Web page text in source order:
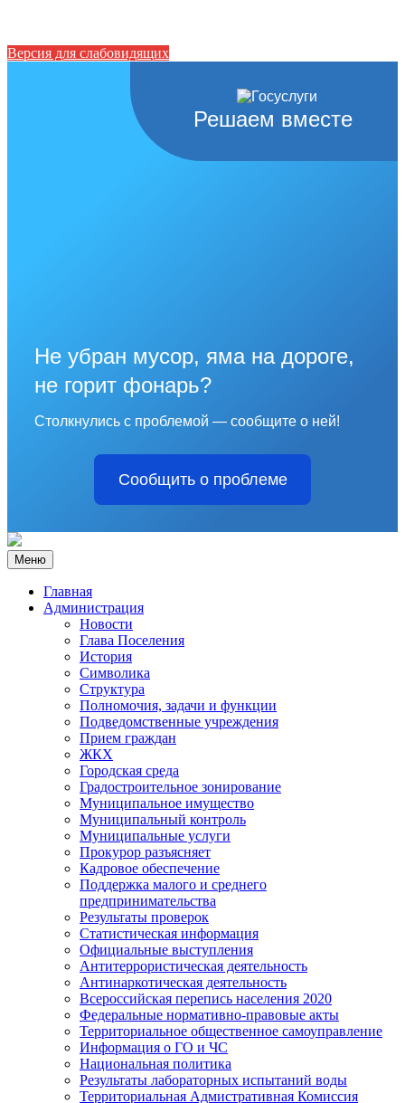
Версия для слабовидящих
Решаем вместе
Не убран мусор, яма на дороге,
не горит фонарь?
Столкнулись с проблемой — сообщите о ней!
Сообщить о проблеме
Меню
Главная
Администрация
Новости
Глава Поселения
История
Символика
Структура
Полномочия, задачи и функции
Подведомственные учреждения
Прием граждан
ЖКХ
Городская среда
Градостроительное зонирование
Муниципальное имущество
Муниципальный контроль
Муниципальные услуги
Прокурор разъясняет
Кадровое обеспечение
Поддержка малого и среднего
предпринимательства
Результаты проверок
Статистическая информация
Официальные выступления
Антитеррористическая деятельность
Антинаркотическая деятельность
Всероссийская перепись населения 2020
Федеральные нормативно-правовые акты
Территориальное общественное самоуправление
Информация о ГО и ЧС
Национальная политика
Результаты лабораторных испытаний воды
Территориальная Адмистративная Комиссия